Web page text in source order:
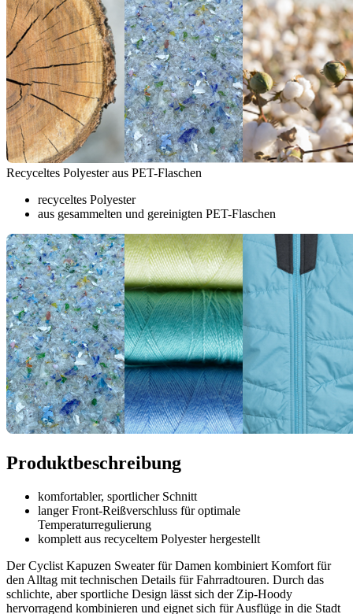
Recyceltes Polyester aus PET-Flaschen
recyceltes Polyester
aus gesammelten und gereinigten PET-Flaschen
Produktbeschreibung
komfortabler, sportlicher Schnitt
langer Front-Reißverschluss für optimale
Temperaturregulierung
komplett aus recyceltem Polyester hergestellt
Der Cyclist Kapuzen Sweater für Damen kombiniert Komfort für
den Alltag mit technischen Details für Fahrradtouren. Durch das
schlichte, aber sportliche Design lässt sich der Zip-Hoody
hervorragend kombinieren und eignet sich für Ausflüge in die Stadt